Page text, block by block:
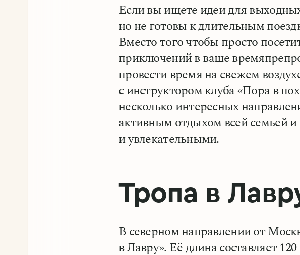
Если вы ищете идеи для
но не готовы к длительным
Вместо того чтобы просто
приключений в ваше
провести время на свежем
с инструктором клуба «Пора в
несколько интересных
активным отдыхом всей семьей
и увлекательными.
Тропа в
В северном направлении от
в Лавру». Её длина составляет